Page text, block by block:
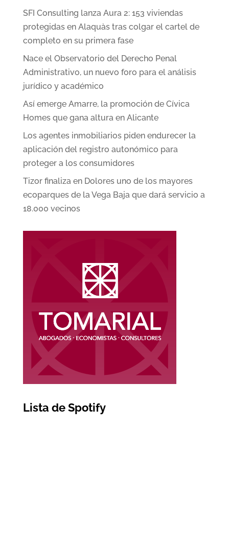
SFI Consulting lanza Aura 2: 153 viviendas
protegidas en Alaquàs tras colgar el cartel de
completo en su primera fase
Nace el Observatorio del Derecho Penal
Administrativo, un nuevo foro para el análisis
jurídico y académico
Así emerge Amarre, la promoción de Cívica
Homes que gana altura en Alicante
Los agentes inmobiliarios piden endurecer la
aplicación del registro autonómico para
proteger a los consumidores
Tizor finaliza en Dolores uno de los mayores
ecoparques de la Vega Baja que dará servicio a
18.000 vecinos
Lista de Spotify